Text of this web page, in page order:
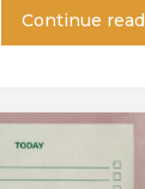
Continue